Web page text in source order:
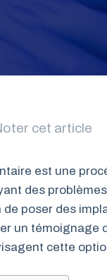
cet article
est une
des
de poser des
un témoignage
cette